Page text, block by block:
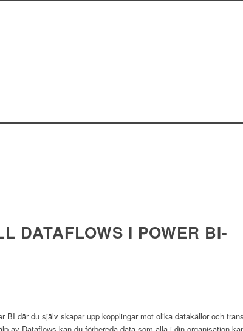
DATAFLOWS I POWER BI-
BI där du själv skapar upp kopplingar mot olika datakällor och